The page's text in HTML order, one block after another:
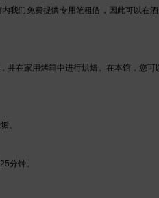
我们免费提供专用笔租借，因此可以在酒
并在家用烤箱中进行烘焙。在本馆，您
。
分钟。